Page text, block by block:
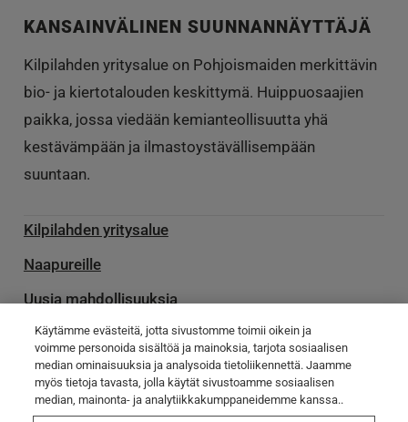
KANSAINVÄLINEN SUUNNANNÄYTTÄJÄ
Kilpilahden yritysalue on Pohjoismaiden merkittävin
bio- ja kiertotalouden keskittymä. Huippuosaajien
paikka, jossa viedään kemianteollisuutta yhä
kestävämpään ja ilmastoystävällisempään
suuntaan.
Kilpilahden yritysalue
Naapureille
Uusia mahdollisuuksia
Palvelu­toimittajille
Ota yhteyttä
Poikkeamatiedotteet
Käytämme evästeitä, jotta sivustomme toimii oikein ja
voimme personoida sisältöä ja mainoksia, tarjota sosiaalisen
median ominaisuuksia ja analysoida tietoliikennettä. Jaamme
myös tietoja tavasta, jolla käytät sivustoamme sosiaalisen
median, mainonta- ja analytiikkakumppaneidemme kanssa..